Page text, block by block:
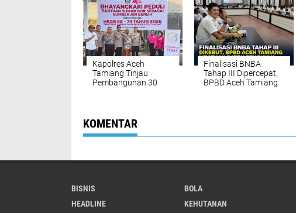
Narkoba
Labu
Kapolres Aceh
Tamiang Tinjau
Pembangunan 30
Finalisasi BNBA
Tahap III Dipercepat,
BPBD Aceh Tamiang
KOMENTAR
BISNIS BOLA
HEADLINE
KEHUTANAN